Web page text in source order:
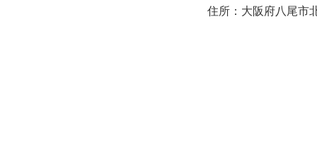
住所：大阪府八尾市